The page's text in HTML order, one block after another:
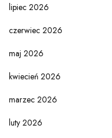
lipiec 2026
czerwiec 2026
maj 2026
kwiecień 2026
marzec 2026
luty 2026